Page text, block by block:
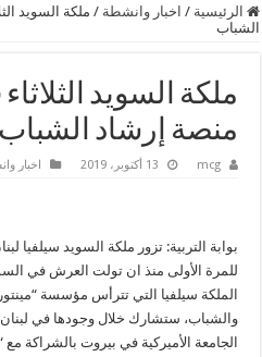
الرئيسية / اخبار وانشطة / ملكة السويد
الشباب
ملكة السويد
منصة إرشاد الشباب
mcg 13 أكتوبر، 2019 اخبار
للمرة الأولى منذ ان تولت العرش في السويد
الملكة سيلفيا التي تترأس مؤسسة
والشباب، ستشارك خلال وجودها في
الجامعة الأميركية في بيروت بالشراكة مع